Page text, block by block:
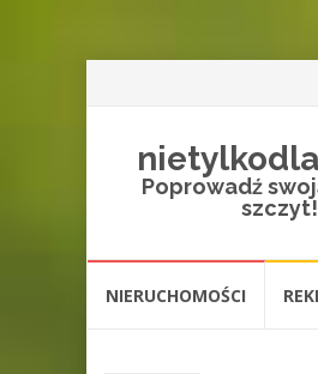
Poprowadź
szczyt!
NIERUCHOMOŚCI